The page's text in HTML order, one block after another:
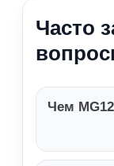
Часто
Чем
Главное